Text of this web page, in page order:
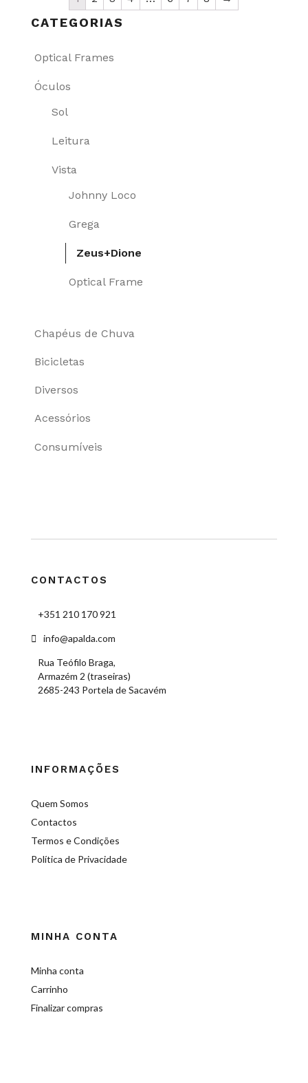
CATEGORIAS
Optical Frames
Óculos
Sol
Leitura
Vista
Johnny Loco
Grega
Zeus+Dione
Optical Frame
Chapéus de Chuva
Bicicletas
Diversos
Acessórios
Consumíveis
CONTACTOS
+351 210 170 921
info@apalda.com
Rua Teófilo Braga,
Armazém 2 (traseiras)
2685-243 Portela de Sacavém
INFORMAÇÕES
Quem Somos
Contactos
Termos e Condições
Política de Privacidade
MINHA CONTA
Minha conta
Carrinho
Finalizar compras